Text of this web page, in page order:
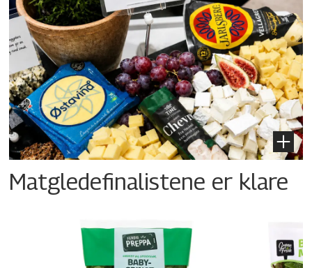
Matgledefinalistene er klare